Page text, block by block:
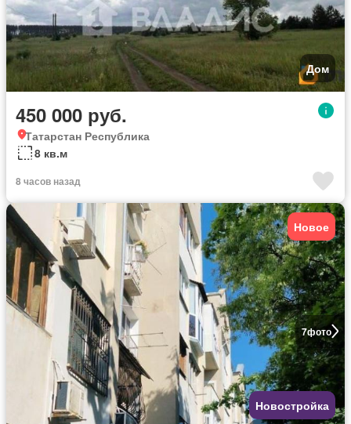
Дом
450 000 руб.
Татарстан Республика
8 кв.м
8 часов назад
7фото
Новое
Новостройка